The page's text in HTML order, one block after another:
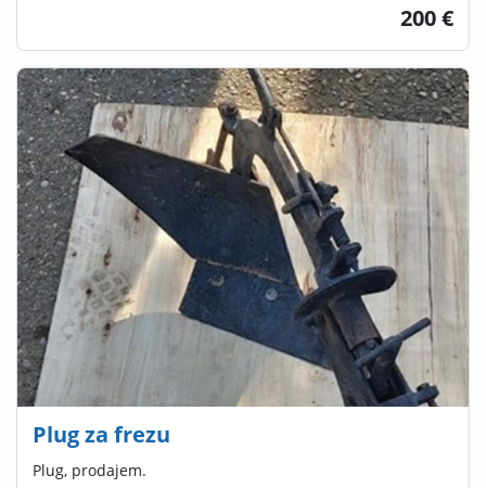
200 €
Plug za frezu
Plug, prodajem.